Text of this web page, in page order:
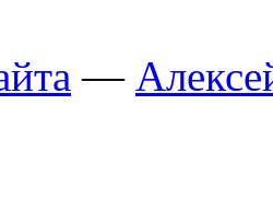
—